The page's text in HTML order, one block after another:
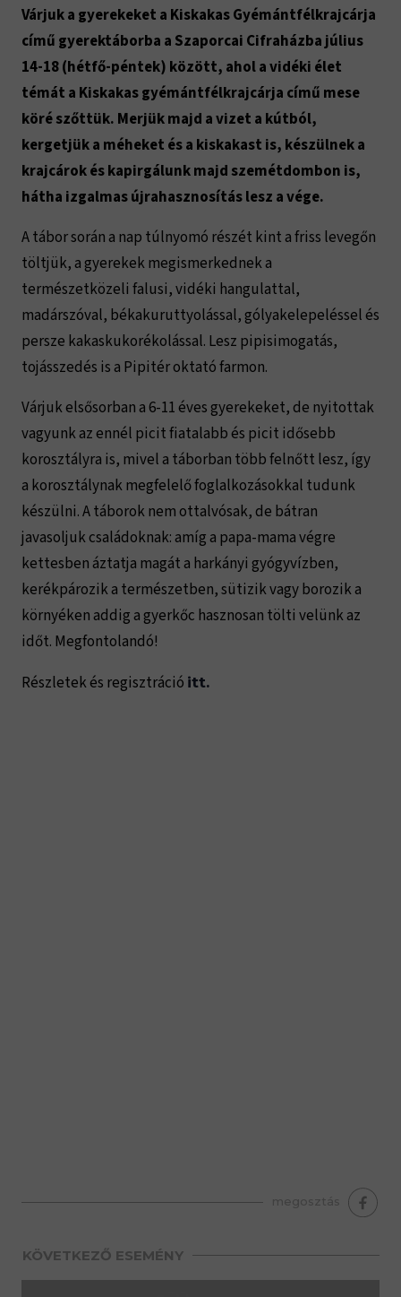
Várjuk a gyerekeket a Kiskakas Gyémántfélkrajcárja
című gyerektáborba a Szaporcai Cifraházba július
14-18 (hétfő-péntek) között, ahol a vidéki élet
témát a Kiskakas gyémántfélkrajcárja című mese
köré szőttük. Merjük majd a vizet a kútból,
kergetjük a méheket és a kiskakast is, készülnek a
krajcárok és kapirgálunk majd szemétdombon is,
hátha izgalmas újrahasznosítás lesz a vége.
A tábor során a nap túlnyomó részét kint a friss levegőn
töltjük, a gyerekek megismerkednek a
természetközeli falusi, vidéki hangulattal,
madárszóval, békakuruttyolással, gólyakelepeléssel és
persze kakaskukorékolással. Lesz pipisimogatás,
tojásszedés is a Pipitér oktató farmon.
Várjuk elsősorban a 6-11 éves gyerekeket, de nyitottak
vagyunk az ennél picit fiatalabb és picit idősebb
korosztályra is, mivel a táborban több felnőtt lesz, így
a korosztálynak megfelelő foglalkozásokkal tudunk
készülni. A táborok nem ottalvósak, de bátran
javasoljuk családoknak: amíg a papa-mama végre
kettesben áztatja magát a harkányi gyógyvízben,
kerékpározik a természetben, sütizik vagy borozik a
környéken addig a gyerkőc hasznosan tölti velünk az
időt. Megfontolandó!
Részletek és regisztráció itt.
megosztás
KÖVETKEZŐ ESEMÉNY